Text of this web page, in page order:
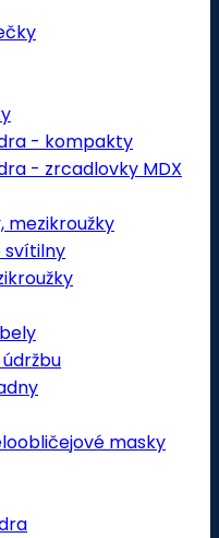
- kompakty
- zrcadlovky MDX
mezikroužky
svítilny
masky